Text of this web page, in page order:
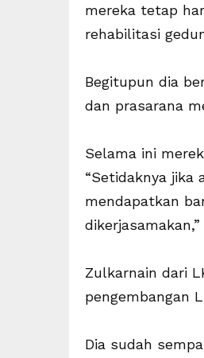
mereka tetap
rehabilitasi
Begitupun dia
dan prasarana
Selama ini
“Setidaknya jika
mendapatkan
Zulkarnain dari
pengembangan
Dia sudah